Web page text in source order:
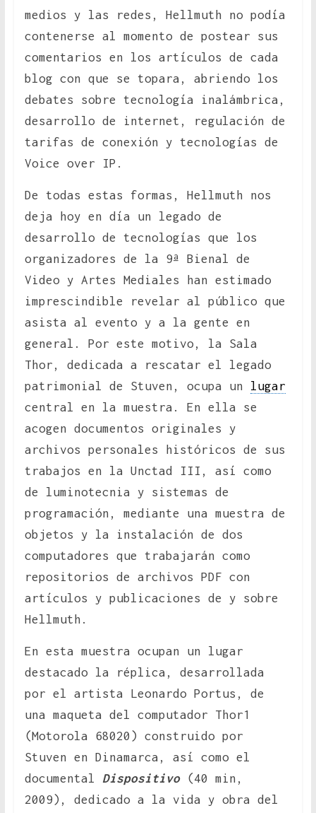
medios y las redes, Hellmuth no podía
contenerse al momento de postear sus
comentarios en los artículos de cada
blog con que se topara, abriendo los
debates sobre tecnología inalámbrica,
desarrollo de internet, regulación de
tarifas de conexión y tecnologías de
Voice over IP.
De todas estas formas, Hellmuth nos
deja hoy en día un legado de
desarrollo de tecnologías que los
organizadores de la 9ª Bienal de
Video y Artes Mediales han estimado
imprescindible revelar al público que
asista al evento y a la gente en
general. Por este motivo, la Sala
Thor, dedicada a rescatar el legado
patrimonial de Stuven, ocupa un lugar
central en la muestra. En ella se
acogen documentos originales y
archivos personales históricos de sus
trabajos en la Unctad III, así como
de luminotecnia y sistemas de
programación, mediante una muestra de
objetos y la instalación de dos
computadores que trabajarán como
repositorios de archivos PDF con
artículos y publicaciones de y sobre
Hellmuth.
En esta muestra ocupan un lugar
destacado la réplica, desarrollada
por el artista Leonardo Portus, de
una maqueta del computador Thor1
(Motorola 68020) construido por
Stuven en Dinamarca, así como el
documental Dispositivo(40 min,
2009), dedicado a la vida y obra del